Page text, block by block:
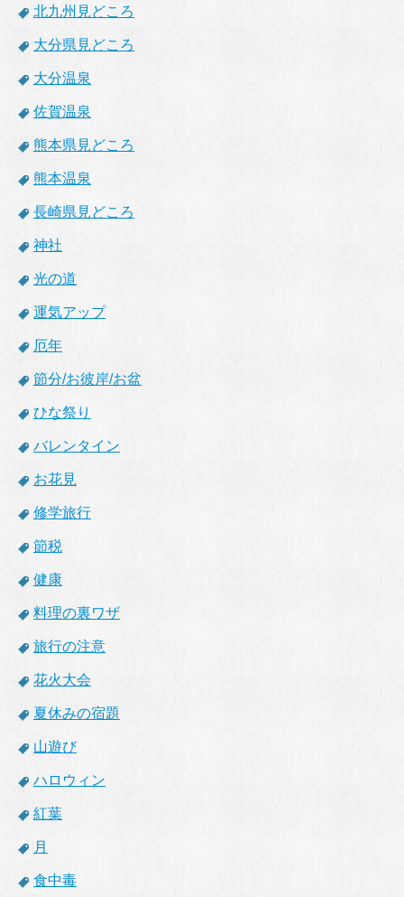
北九州見どころ
大分県見どころ
大分温泉
佐賀温泉
熊本県見どころ
熊本温泉
長崎県見どころ
神社
光の道
運気アップ
厄年
節分/お彼岸/お盆
ひな祭り
バレンタイン
お花見
修学旅行
節税
健康
料理の裏ワザ
旅行の注意
花火大会
夏休みの宿題
山遊び
ハロウィン
紅葉
月
食中毒